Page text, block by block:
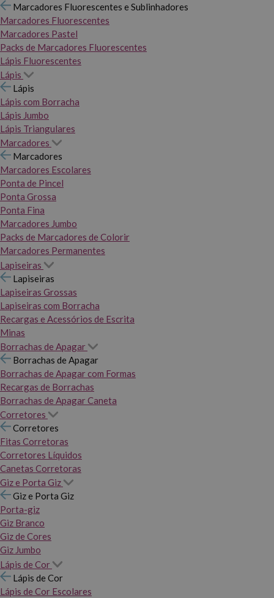
Marcadores Fluorescentes e Sublinhadores
Marcadores Fluorescentes
Marcadores Pastel
Packs de Marcadores Fluorescentes
Lápis Fluorescentes
Lápis
Lápis
Lápis com Borracha
Lápis Jumbo
Lápis Triangulares
Marcadores
Marcadores
Marcadores Escolares
Ponta de Pincel
Ponta Grossa
Ponta Fina
Marcadores Jumbo
Packs de Marcadores de Colorir
Marcadores Permanentes
Lapiseiras
Lapiseiras
Lapiseiras Grossas
Lapiseiras com Borracha
Recargas e Acessórios de Escrita
Minas
Borrachas de Apagar
Borrachas de Apagar
Borrachas de Apagar com Formas
Recargas de Borrachas
Borrachas de Apagar Caneta
Corretores
Corretores
Fitas Corretoras
Corretores Líquidos
Canetas Corretoras
Giz e Porta Giz
Giz e Porta Giz
Porta-giz
Giz Branco
Giz de Cores
Giz Jumbo
Lápis de Cor
Lápis de Cor
Lápis de Cor Escolares